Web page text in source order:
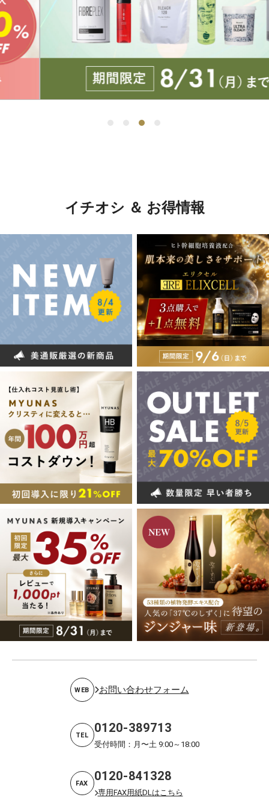
イチオシ ＆ お得情報
WEB お問い合わせフォーム
TEL 0120-389713
受付時間：月〜土 9:00～18:00
FAX 0120-841328
専用FAX用紙DLはこちら